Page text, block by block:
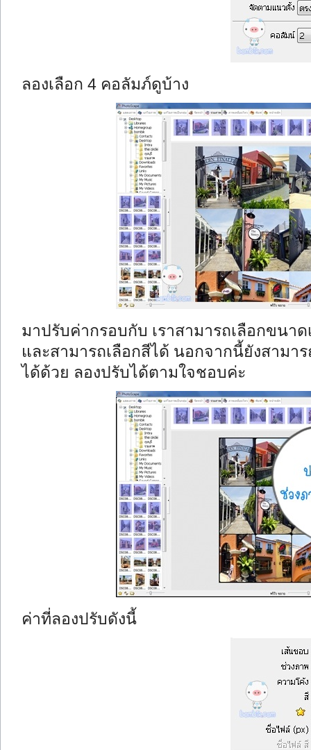
ลองเลือก 4 คอลัมภ์ดูบ้าง
มาปรับค่ากรอบกับ เราสามารถเลือกขน
และสามารถเลือกสีได้ นอกจากนี้ยังสามา
ได้ด้วย ลองปรับได้ตามใจชอบค่ะ
ค่าที่ลองปรับดังนี้